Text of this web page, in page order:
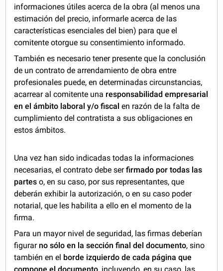
informaciones útiles acerca de la obra (al menos una
estimación del precio, informarle acerca de las
características esenciales del bien) para que el
comitente otorgue su consentimiento informado.
También es necesario tener presente que la conclusión
de un contrato de arrendamiento de obra entre
profesionales puede, en determinadas circunstancias,
acarrear al comitente una responsabilidad empresarial
en el ámbito laboral y/o fiscalen razón de la falta de
cumplimiento del contratista a sus obligaciones en
estos ámbitos.
Una vez han sido indicadas todas la informaciones
necesarias, el contrato debe serfirmado por todas las
parteso, en su caso, por sus representantes, que
deberán exhibir la autorización, o en su caso poder
notarial, que les habilita a ello en el momento de la
firma.
Para un mayor nivel de seguridad, las firmas deberían
figurarno sólo en la sección final del documento, sino
también en el borde izquierdo de cada página que